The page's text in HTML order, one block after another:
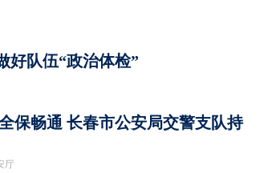
好队伍“政治体检”
保畅通 长春市公安局交警支队持
厅